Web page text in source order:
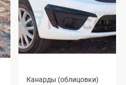
Канарды (облицовки)